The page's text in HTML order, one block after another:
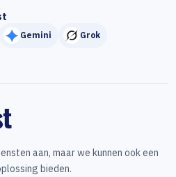
Gemini Grok
aan, maar we kunnen ook een
bieden.